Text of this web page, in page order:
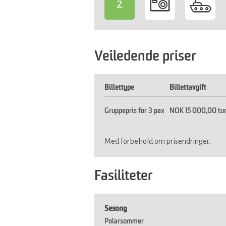
2
Veiledende priser
Billettype Billettavgift
Gruppepris for 3 pax NOK 15 000,00 tur
Med forbehold om prisendringer.
Fasiliteter
Sesong
Polarsommer